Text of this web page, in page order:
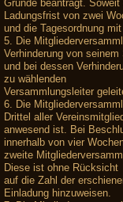
Gründe beantragt.
Ladungsfrist von zwei
und die Tagesordnung
5. Die
Verhinderung von
und bei dessen
zu wählenden
Versammlungsleiter
6. Die
Drittel aller
anwesend ist. Bei
innerhalb von vier
zweite
Diese ist ohne Rücksicht
auf die Zahl der
Einladung hinzuweisen.